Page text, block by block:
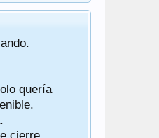
quería
cierre.